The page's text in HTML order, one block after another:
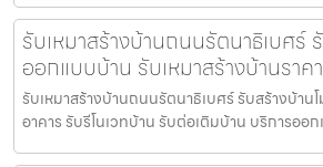
รับเหมาสร้างบ้านถนนรัตนาธิเบศร์
ออกแบบบ้าน รับเหมาสร้างบ้านราค
รับเหมาสร้างบ้านถนนรัตนาธิเบศร์ รับสร้างบ้าน
อาคาร รับรีโนเวทบ้าน รับต่อเติมบ้าน บริการออ